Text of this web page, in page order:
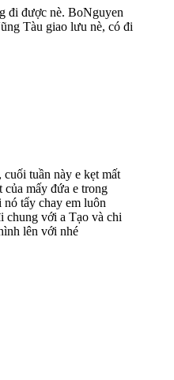
đi được nè. BoNguyen
Tàu giao lưu nè, có đi
tuần này e kẹt mất
của mấy đứa e trong
tẩy chay em luôn
chung với a Tạo và chi
lên với nhé